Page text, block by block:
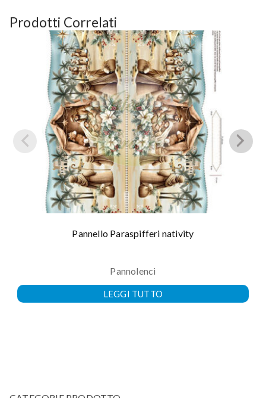
Prodotti Correlati
Pannello Paraspifferi nativity
Pannolenci
LEGGI TUTTO